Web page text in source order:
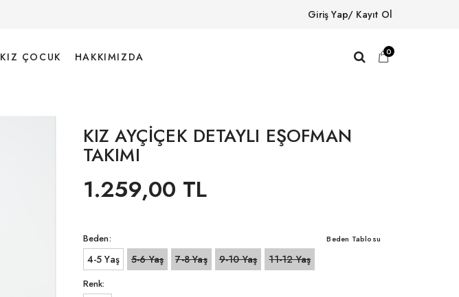
Giriş Yap/ Kayıt Ol
KIZ ÇOCUK HAKKIMIZDA 0
KIZ AYÇİÇEK DETAYLI EŞOFMAN
TAKIMI
1.259,00 TL
Beden: Beden Tablosu
4-5 Yaş 5-6 Yaş 7-8 Yaş 9-10 Yaş 11-12 Yaş
Renk: